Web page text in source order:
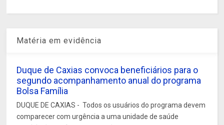
Matéria em evidência
Duque de Caxias convoca beneficiários para o
segundo acompanhamento anual do programa
Bolsa Família
DUQUE DE CAXIAS - Todos os usuários do programa devem
comparecer com urgência a uma unidade de saúde